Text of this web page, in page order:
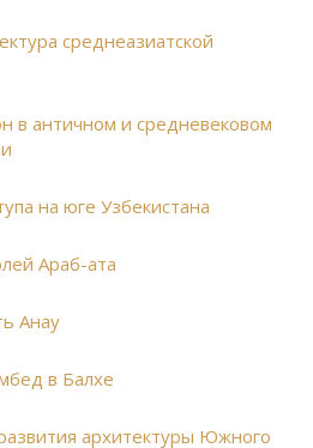
среднеазиатской
в античном и средневековом
на юге Узбекистана
Араб-ата
Анау
в Балхе
архитектуры Южного